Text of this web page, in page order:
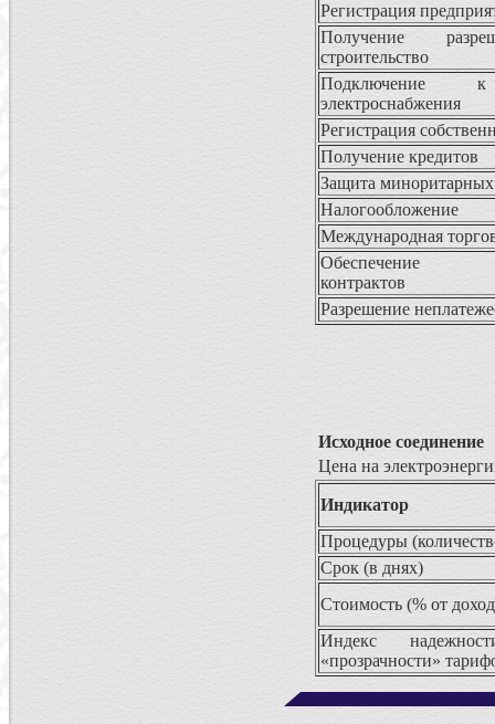
Регистрация
Получение
строительство
Подключение
электроснабжения
Регистрация
Получение кредитов
Защита миноритарных
Налогообложение
Международная
Обеспечение
контрактов
Разрешение
Исходное соединение
Цена на
Индикатор
Процедуры
Срок (в днях)
Стоимость (% от
Индекс
«прозрачности»